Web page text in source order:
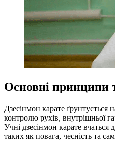
Основні принципи
Дзесінмон карате
контролю рухів, внутрішньої
Учні дзесінмон карате
таких як повага, чесність та